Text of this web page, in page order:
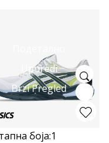
Uporedi
Brzi Pregled
боја:1